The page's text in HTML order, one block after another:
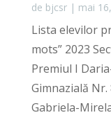
de bjcsr| mai
Lista elevilor
mots” 2023
Premiul I
Gimnazială Nr.
Gabriela-